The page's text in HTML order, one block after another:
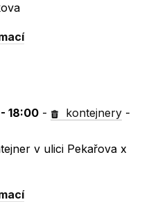
18:00 - kontejnery -
v ulici Pekařova x